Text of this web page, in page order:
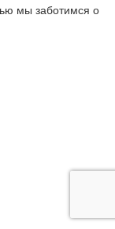
мы заботимся о